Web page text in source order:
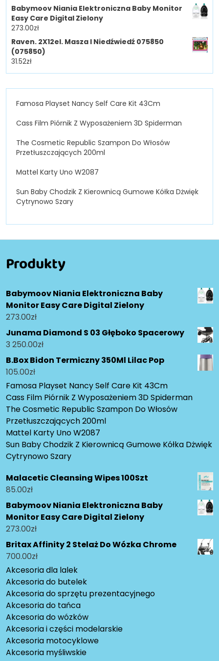
Babymoov Niania Elektroniczna Baby Monitor
Easy Care Digital Zielony
273.00zł
Raven. 2X12el. Masza I Niedźwiedź 075850
(075850)
31.52zł
Famosa Playset Nancy Self Care Kit 43Cm
Cass Film Piórnik Z Wyposażeniem 3D Spiderman
The Cosmetic Republic Szampon Do Włosów
Przetłuszczających 200ml
Mattel Karty Uno W2087
Sun Baby Chodzik Z Kierownicą Gumowe Kółka Dżwięk
Cytrynowo Szary
Produkty
Babymoov Niania Elektroniczna Baby
Monitor Easy Care Digital Zielony
273.00zł
Junama Diamond S 03 Głęboko Spacerowy
3 250.00zł
B.Box Bidon Termiczny 350Ml Lilac Pop
105.00zł
Famosa Playset Nancy Self Care Kit 43Cm
Cass Film Piórnik Z Wyposażeniem 3D Spiderman
The Cosmetic Republic Szampon Do Włosów
Przetłuszczających 200ml
Mattel Karty Uno W2087
Sun Baby Chodzik Z Kierownicą Gumowe Kółka Dżwięk
Cytrynowo Szary
Malacetic Cleansing Wipes 100Szt
85.00zł
Babymoov Niania Elektroniczna Baby
Monitor Easy Care Digital Zielony
273.00zł
Britax Affinity 2 Stelaż Do Wózka Chrome
700.00zł
Akcesoria dla lalek
Akcesoria do butelek
Akcesoria do sprzętu prezentacyjnego
Akcesoria do tańca
Akcesoria do wózków
Akcesoria i części modelarskie
Akcesoria motocyklowe
Akcesoria myśliwskie